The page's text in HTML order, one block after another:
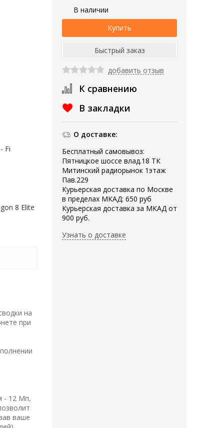
В наличии
добавить отзыв
К сравнению
В закладки
О доставке:
Бесплатный самовывоз:
Пятницкое шоссе влад.18 ТК
Митинский радиорынок 1этаж
Пав.229
Курьерская доставка по Москве
в пределах МКАД: 650 руб
Курьерская доставка за МКАД от
900 руб.
Узнать о доставке
Fi
8 Elite
на
при
- 12 Мп,
ваше